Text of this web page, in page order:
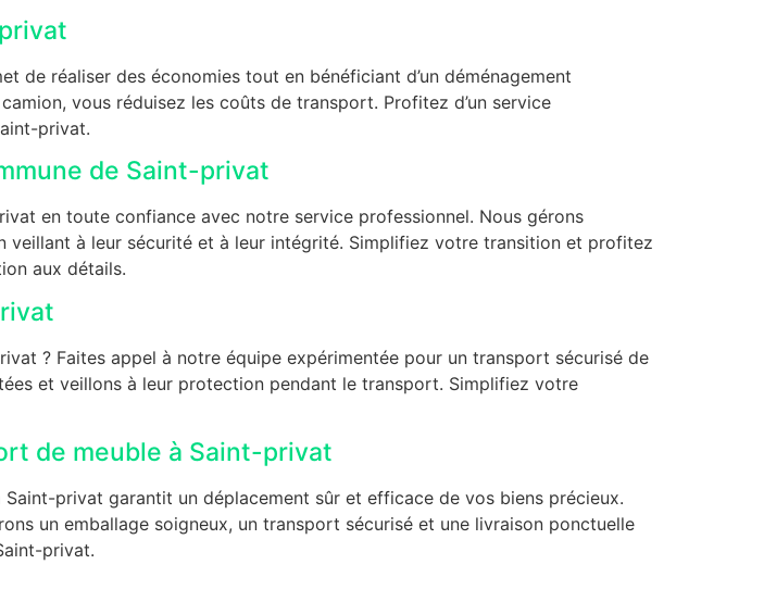
de réaliser des économies tout en bénéficiant d’un déménagement
vous réduisez les coûts de transport. Profitez d’un service
privat.
de Saint-privat
en toute confiance avec notre service professionnel. Nous gérons
à leur sécurité et à leur intégrité. Simplifiez votre transition et profitez
aux détails.
? Faites appel à notre équipe expérimentée pour un transport sécurisé de
et veillons à leur protection pendant le transport. Simplifiez votre
de meuble à Saint-privat
privat garantit un déplacement sûr et efficace de vos biens précieux.
un emballage soigneux, un transport sécurisé et une livraison ponctuelle
privat.